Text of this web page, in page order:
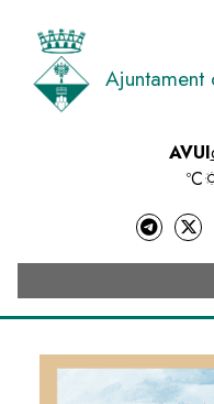
contingut
AVUI
ºC
Image